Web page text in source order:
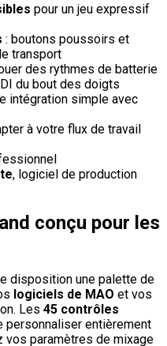
pour un jeu expressif
: boutons poussoirs et
transport
des rythmes de batterie
du bout des doigts
intégration simple avec
à votre flux de travail
, logiciel de production
conçu pour les
disposition une palette de
logiciels de MAO et vos
Les 45 contrôles
personnaliser entièrement
vos paramètres de mixage